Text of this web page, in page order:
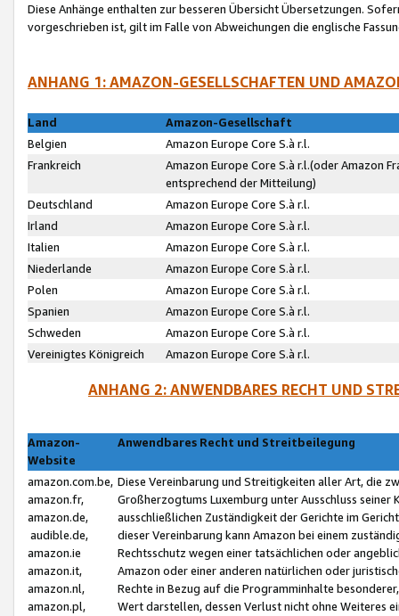
Diese Anhänge enthalten zur besseren Übersicht Übersetzungen.
vorgeschrieben ist, gilt im Falle von Abweichungen die englische
ANHANG 1: AMAZON-GESELLSCHAFTEN UND
Land
Amazon-Gesellschaft
Belgien
Amazon Europe Core S.à r.l.
Frankreich
Amazon Europe Core S.à r.l.(oder Amazon
entsprechend der Mitteilung)
Deutschland
Amazon Europe Core S.à r.l.
Irland
Amazon Europe Core S.à r.l.
Italien
Amazon Europe Core S.à r.l.
Niederlande
Amazon Europe Core S.à r.l.
Polen
Amazon Europe Core S.à r.l.
Spanien
Amazon Europe Core S.à r.l.
Schweden
Amazon Europe Core S.à r.l.
Vereinigtes Königreich
Amazon Europe Core S.à r.l.
ANHANG 2: ANWENDBARES RECHT UND
Amazon-
Website
Anwendbares Recht und Streitbeilegung
amazon.com.be,
amazon.fr,
amazon.de,
audible.de,
amazon.ie
amazon.it,
amazon.nl,
amazon.pl,
Diese Vereinbarung und Streitigkeiten aller Art, die
Großherzogtums Luxemburg unter Ausschluss
ausschließlichen Zuständigkeit der Gerichte im
dieser Vereinbarung kann Amazon bei einem
Rechtsschutz wegen einer tatsächlichen oder
Amazon oder einer anderen natürlichen oder
Rechte in Bezug auf die Programminhalte
Wert darstellen, dessen Verlust nicht ohne Weiteres